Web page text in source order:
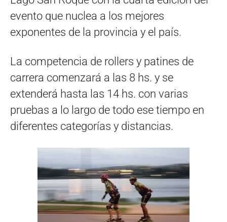
evento que nuclea a los mejores
exponentes de la provincia y el país.
La competencia de rollers y patines de
carrera comenzará a las 8 hs. y se
extenderá hasta las 14 hs. con varias
pruebas a lo largo de todo ese tiempo en
diferentes categorías y distancias.